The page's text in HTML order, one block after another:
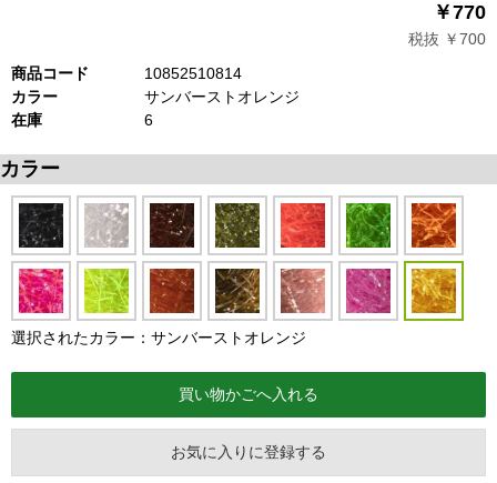
￥770
税抜 ￥700
商品コード
10852510814
カラー
サンバーストオレンジ
在庫
6
カラー
選択されたカラー：サンバーストオレンジ
お気に入りに登録する